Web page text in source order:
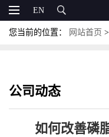
EN
您当前的位置： 网站首页 >
公司动态
如何改善磷